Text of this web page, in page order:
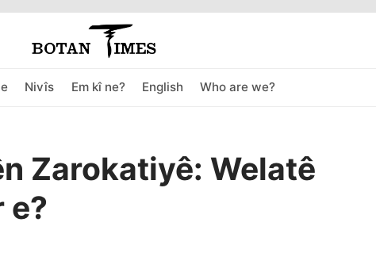
Nivîs Em kî ne? English Who are we?
Zarokatiyê: Welatê
e?